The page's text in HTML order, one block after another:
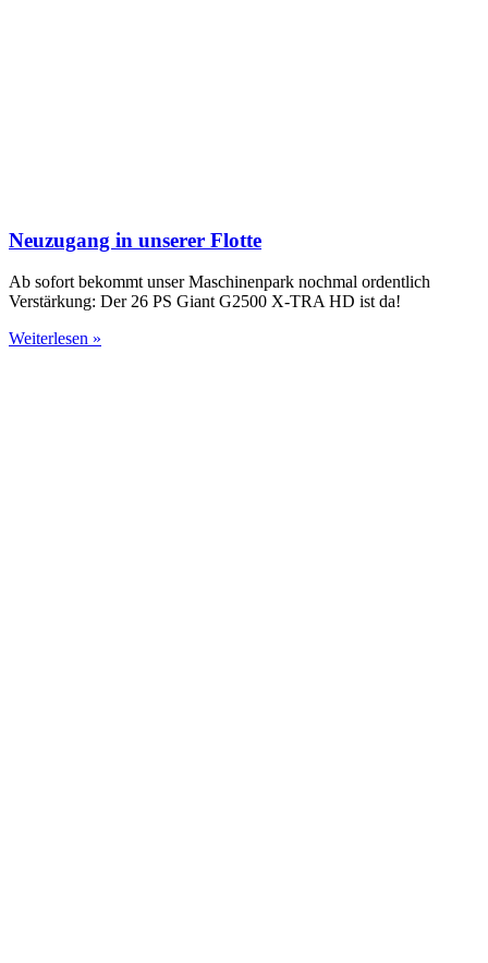
Neuzugang in unserer Flotte
Ab sofort bekommt unser Maschinenpark nochmal ordentlich
Verstärkung: Der 26 PS Giant G2500 X-TRA HD ist da!
Weiterlesen »